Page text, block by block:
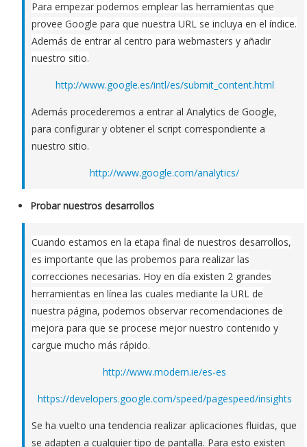
Para empezar podemos emplear las herramientas que
provee Google para que nuestra URL se incluya en el índice.
Además de entrar al centro para webmasters y añadir
nuestro sitio.
http://www.google.es/intl/es/submit_content.html
Además procederemos a entrar al Analytics de Google,
para configurar y obtener el script correspondiente a
nuestro sitio.
http://www.google.com/analytics/
Probar nuestros desarrollos
Cuando estamos en la etapa final de nuestros desarrollos,
es importante que las probemos para realizar las
correcciones necesarias. Hoy en día existen 2 grandes
herramientas en línea las cuales mediante la URL de
nuestra página, podemos observar recomendaciones de
mejora para que se procese mejor nuestro contenido y
cargue mucho más rápido.
http://www.modern.ie/es-es
https://developers.google.com/speed/pagespeed/insights
Se ha vuelto una tendencia realizar aplicaciones fluidas, que
se adapten a cualquier tipo de pantalla. Para esto existen